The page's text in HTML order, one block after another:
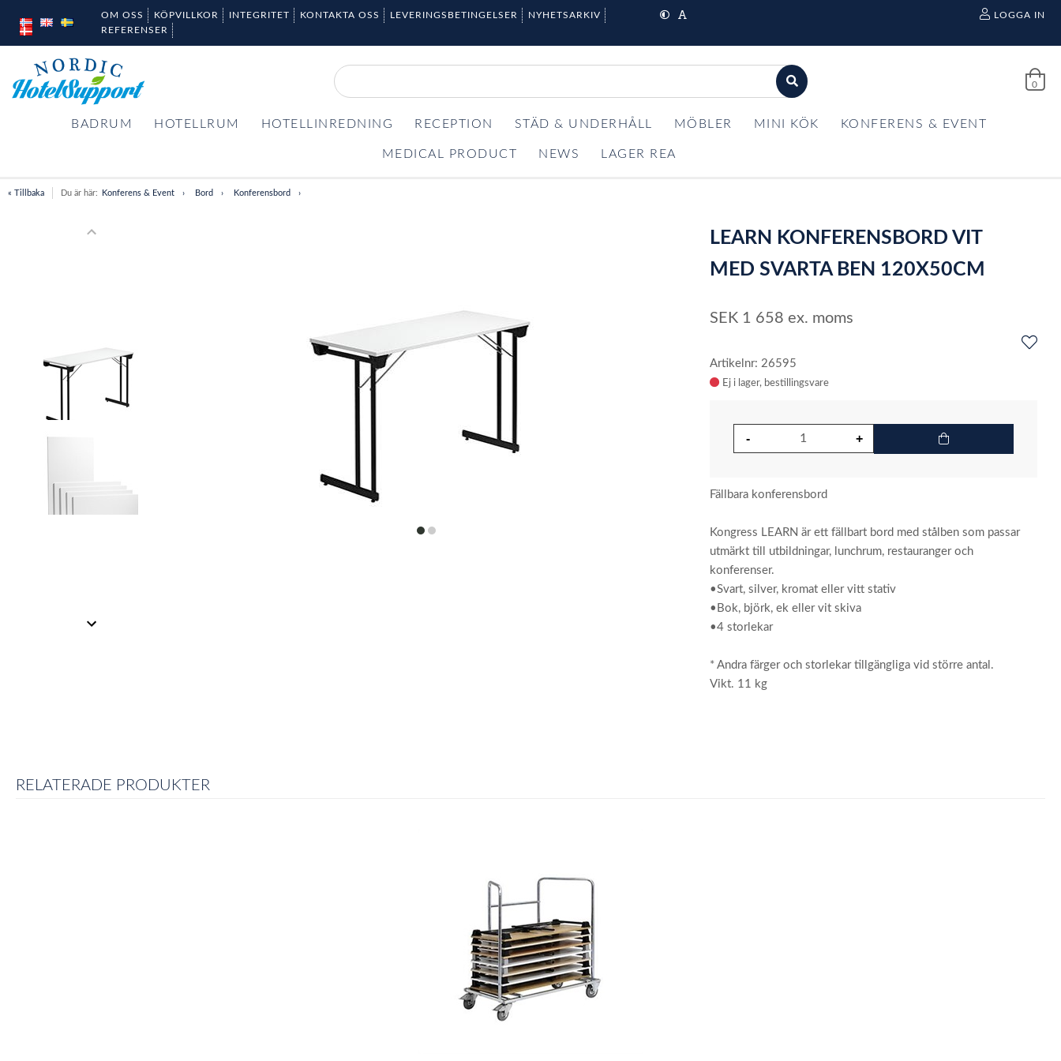
OM OSS KÖPVILLKOR INTEGRITET KONTAKTA OSS LEVERINGSBETINGELSER
NYHETSARKIV
REFERENSER
LOGGA IN
0
BADRUM HOTELLRUM HOTELLINREDNING RECEPTION STÄD & UNDERHÅLL MÖBLER MINI KÖK KONFERENS & EVENT
MEDICAL PRODUCT NEWS LAGER REA
« Tillbaka Du är här: Konferens & Event Bord Konferensbord
itemitem
LEARN KONFERENSBORD VIT
MED SVARTA BEN 120X50CM
SEK 1 658 ex. moms
Artikelnr: 26595
Ej i lager
Fällbara konferensbord
Kongress LEARN är ett fällbart bord med stålben som passar
utmärkt till utbildningar, lunchrum, restauranger och
konferenser.
•Svart, silver, kromat eller vitt stativ
•Bok, björk, ek eller vit skiva
•4 storlekar
* Andra färger och storlekar tillgängliga vid större antal.
Vikt. 11 kg
RELATERADE PRODUKTER